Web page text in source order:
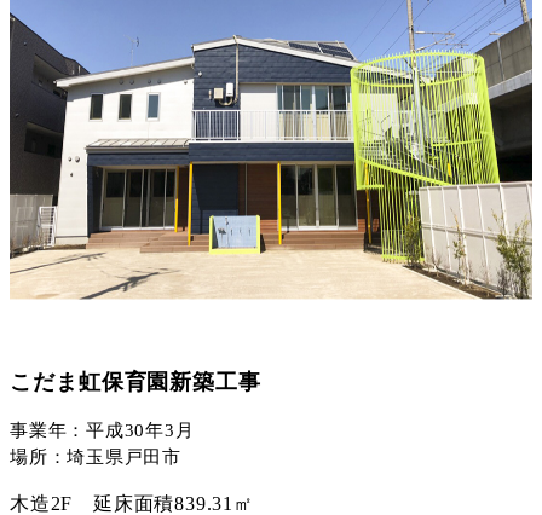
こだま虹保育園新築工事
事業年：平成30年3月
場所：埼玉県戸田市
木造2F 延床面積839.31㎡